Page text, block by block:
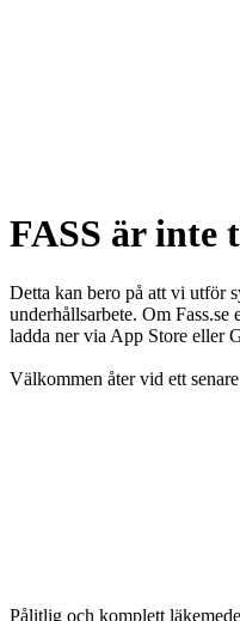
FASS är inte
Detta kan bero på att vi utför
underhållsarbete. Om
ladda ner via App Store eller
Välkommen åter vid ett
Pålitlig och komplett